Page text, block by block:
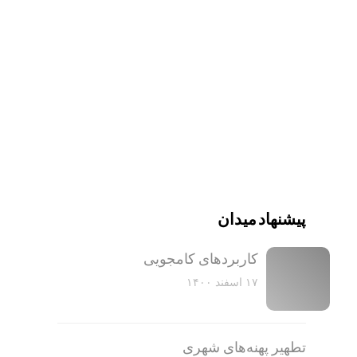
پیشنهاد میدان
کاربرد‌های کامجویی
۱۷ اسفند ۱۴۰۰
تطهیر پهنه‌های شهری